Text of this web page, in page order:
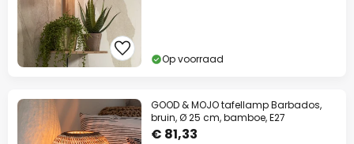
Op voorraad
GOOD & MOJO tafellamp Barbados,
bruin, Ø 25 cm, bamboe, E27
€ 81,33